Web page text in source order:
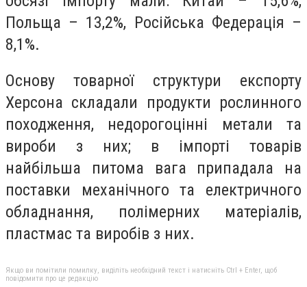
Польща – 13,2%, Російська Федерація –
8,1%.
Основу товарної структури експорту
Херсона складали продукти рослинного
походження, недорогоцінні метали та
вироби з них; в імпорті товарів
найбільша питома вага припадала на
поставки механічного та електричного
обладнання, полімерних матеріалів,
пластмас та виробів з них.
Якщо ви помітили помилку, виділіть необхідний текст і натисніть Ctrl + Enter, щоб
повідомити про це редакцію